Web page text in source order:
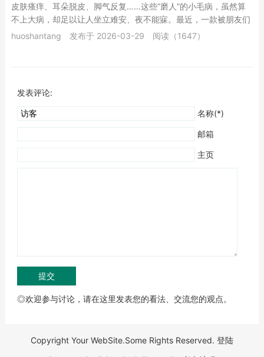
皮肤瘙痒、耳朵脱皮、脚气反复……这些“磨人”的小毛病，虽然算
不上大病，却足以让人坐立难安、夜不能寐。最近，一款被朋友们
亲切称为“小黄瓶”的产品——古苗方抑菌膏，...
huoshantang 发布于 2026-03-29 阅读（1647）
发表评论:
名称(*)
邮箱
主页
◎欢迎参与讨论，请在这里发表您的看法、交流您的观点。
Copyright Your WebSite.Some Rights Reserved. 登陆